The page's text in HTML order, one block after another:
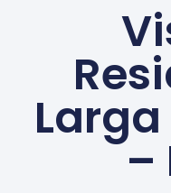
–